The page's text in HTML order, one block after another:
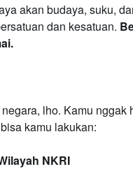
akan budaya, suku,
dan kesatuan.
lho. Kamu
kamu lakukan:
NKRI